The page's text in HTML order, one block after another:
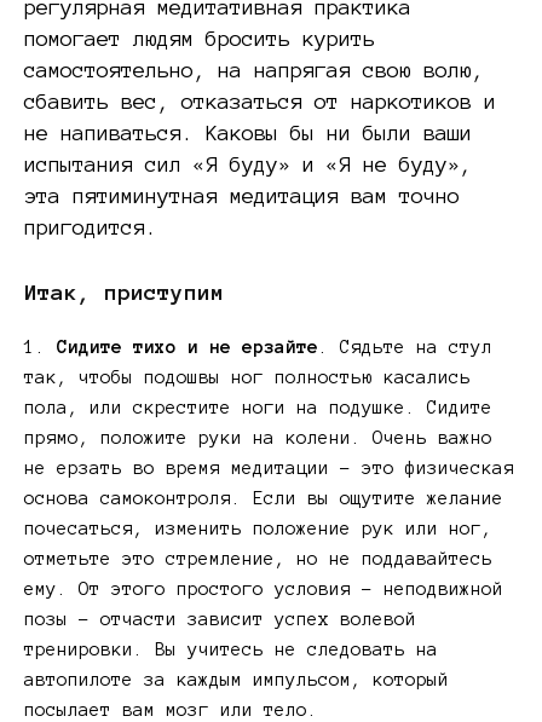
регулярная медитативная практика
помогает людям бросить курить
самостоятельно, на напрягая свою волю,
сбавить вес, отказаться от наркотиков и
не напиваться. Каковы бы ни были ваши
испытания сил «Я буду» и «Я не буду»,
эта пятиминутная медитация вам точно
пригодится.
Итак, приступим
Сидите тихо и не ерзайте . Сядьте на стул
так, чтобы подошвы ног полностью касались
пола, или скрестите ноги на подушке. Сидите
прямо, положите руки на колени. Очень важно
не ерзать во время медитации – это физическая
основа самоконтроля. Если вы ощутите желание
почесаться, изменить положение рук или ног,
отметьте это стремление, но не поддавайтесь
ему. От этого простого условия – неподвижной
позы – отчасти зависит успех волевой
тренировки. Вы учитесь не следовать на
автопилоте за каждым импульсом, который
посылает вам мозг или тело.